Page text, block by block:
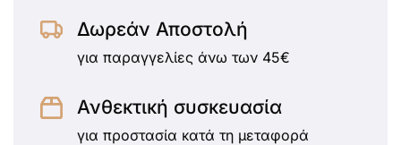
Δωρεάν Αποστολή
για παραγγελίες άνω των 45€
Ανθεκτική συσκευασία
για προστασία κατά τη μεταφορά